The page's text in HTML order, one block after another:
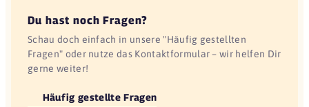
Du hast noch Fragen?
Schau doch einfach in unsere "Häufig gestellten
Fragen" oder nutze das Kontaktformular – wir helfen Dir
gerne weiter!
Häufig gestellte Fragen